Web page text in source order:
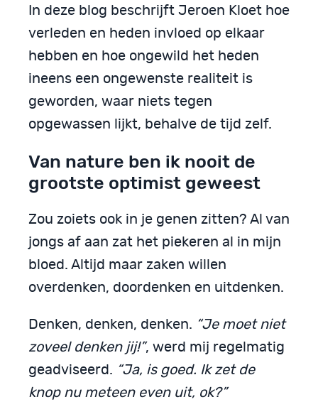
In deze blog beschrijft Jeroen Kloet hoe
verleden en heden invloed op elkaar
hebben en hoe ongewild het heden
ineens een ongewenste realiteit is
geworden, waar niets tegen
opgewassen lijkt, behalve de tijd zelf.
Van nature ben ik nooit de
grootste optimist geweest
Zou zoiets ook in je genen zitten? Al van
jongs af aan zat het piekeren al in mijn
bloed. Altijd maar zaken willen
overdenken, doordenken en uitdenken.
Denken, denken, denken. “Je moet niet
zoveel denken jij!”, werd mij regelmatig
geadviseerd. “Ja, is goed. Ik zet de
knop nu meteen even uit, ok?”